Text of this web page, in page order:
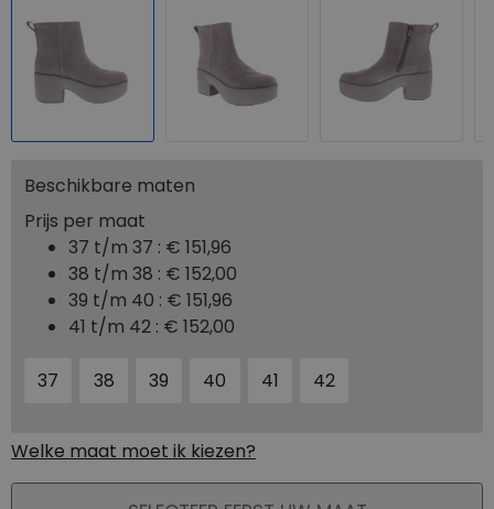
Beschikbare maten
Prijs per maat
37 t/m 37 : € 151,96
38 t/m 38 : € 152,00
39 t/m 40 : € 151,96
41 t/m 42 : € 152,00
37 38 39 40 41 42
Welke maat moet ik kiezen?